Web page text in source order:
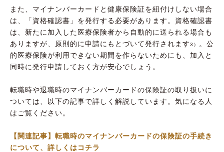
また、マイナンバーカードと健康保険証を紐付けしない場合
は、「資格確認書」を発行する必要があります。資格確認書
は、新たに加入した医療保険者から自動的に送られる場合も
ありますが、原則的に申請にもとづいて発行されます3）
。公
的医療保険が利用できない期間を作らないためにも、加入と
同時に発行申請しておく方が安心でしょう。
転職時や退職時のマイナンバーカードの保険証の取り扱いに
ついては、以下の記事で詳しく解説しています。気になる人
はご覧ください。
【関連記事】転職時のマイナンバーカードの保険証の手続き
について、詳しくはコチラ